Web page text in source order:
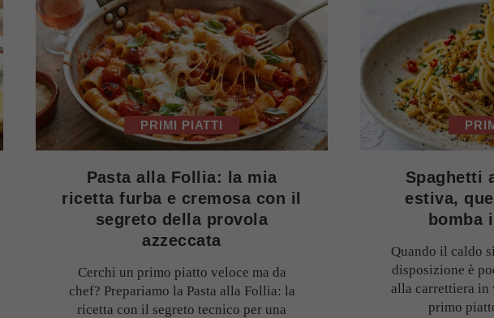
PRIMI PIATTI
Pasta alla Follia: la mia
ricetta furba e cremosa con il
segreto della provola
azzeccata
Cerchi un primo piatto veloce ma da
chef? Prepariamo la Pasta alla Follia: la
ricetta con il segreto tecnico per una
Spaghetti
estiva,
bomba
Quando il caldo
disposizione è
alla carrettiera in
primo